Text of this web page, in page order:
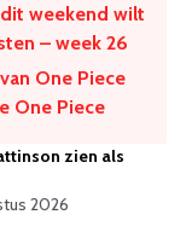
weekend wilt
– week 26
One Piece
One Piece
zien als
2026